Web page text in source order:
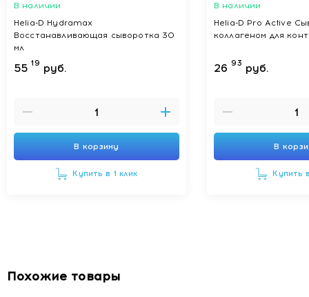
В наличии
Helia-D Hydramax
Восстанавливающая сыворотка 30
мл
55 19 руб.
В корзину
Купить в 1 клик
В наличии
Helia-D Pro Active
коллагеном для
26 93 руб.
В
Купить
Похожие товары